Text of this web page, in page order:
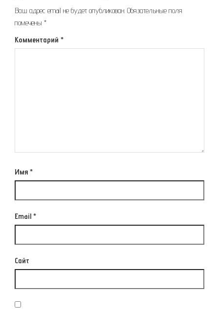
Ваш адрес email не будет опубликован. Обязательные поля
помечены *
Комментарий *
Имя *
Email *
Сайт